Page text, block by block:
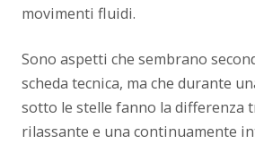
movimenti fluidi.
Sono aspetti che sembrano
scheda tecnica, ma che durante
sotto le stelle fanno la differenza
rilassante e una continuamente